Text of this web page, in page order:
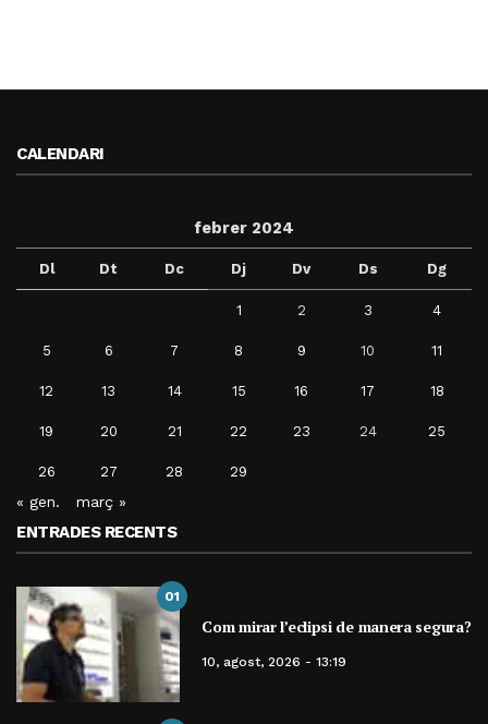
CALENDARI
febrer 2024
Dl Dt Dc Dj Dv Ds Dg
1 2 3 4
5 6 7 8 9 10 11
12 13 14 15 16 17 18
19 20 21 22 23 24 25
26 27 28 29
« gen. març »
ENTRADES RECENTS
01
Com mirar l’eclipsi de manera segura?
10, agost, 2026 - 13:19